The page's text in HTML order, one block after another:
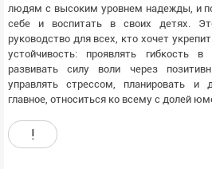
людям с высоким уровнем надежды, и
себе и воспитать в своих детях.
руководство для всех, кто хочет
устойчивость: проявлять гибкость в
развивать силу воли через
управлять стрессом, планировать и
главное, относиться ко всему с долей
!